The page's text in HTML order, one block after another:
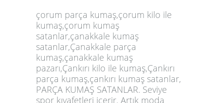
çorum parça kumaş,çorum kilo ile
kumaş,çorum kumaş
satanlar,çanakkale kumaş
satanlar,Çanakkale parça
kumaş,çanakkale kumaş
pazarı,Çankırı kilo ile kumaş,Çankırı
parça kumaş,çankırı kumaş satanlar,
PARÇA KUMAŞ SATANLAR. Seviye
spor kıyafetleri içerir. Artık moda